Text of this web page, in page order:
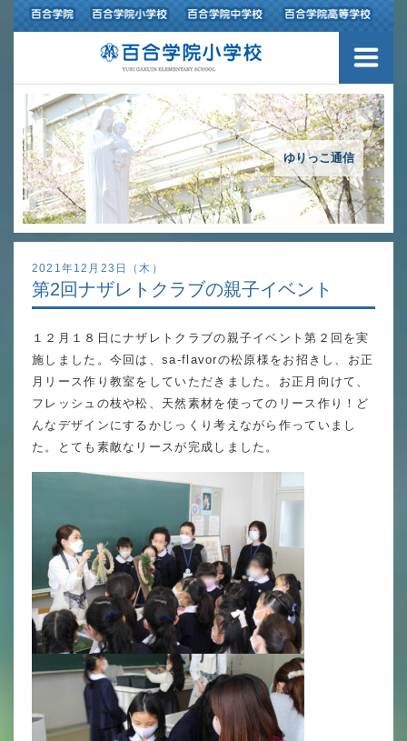
ゆりっこ通信
2021年12月23日（木）
第2回ナザレトクラブの親子イベント
１２月１８日にナザレトクラブの親子イベント第２回を実
施しました。今回は、sa-flavorの松原様をお招きし、お正
月リース作り教室をしていただきました。お正月向けて、
フレッシュの枝や松、天然素材を使ってのリース作り！ど
んなデザインにするかじっくり考えながら作っていまし
た。とても素敵なリースが完成しました。
３つの豊かさ・沿革
施設紹介
アクセスマップ
制服紹介
スクールバス運行
授業の特色
教育の特色
進路指導
体育と食育
クラブ活動
百合学院小学校の一日
学校図書館
All in School
学校感染症に関する 報告書・登校